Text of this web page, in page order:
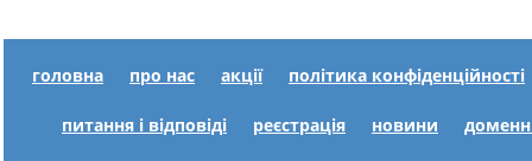
головна про нас акції політика конфіденційності
питання і відповіді реєстрація новини